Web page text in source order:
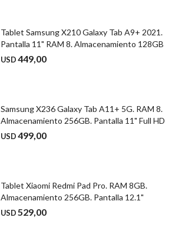
Tablet Samsung X210 Galaxy Tab A9+ 2021.
Pantalla 11" RAM 8. Almacenamiento 128GB
USD449,00
Samsung X236 Galaxy Tab A11+ 5G. RAM 8.
Almacenamiento 256GB. Pantalla 11" Full HD
USD499,00
Tablet Xiaomi Redmi Pad Pro. RAM 8GB.
Almacenamiento 256GB. Pantalla 12.1"
USD529,00